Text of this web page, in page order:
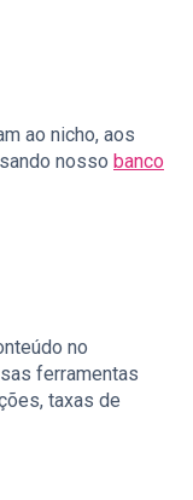
ao nicho, aos
nosso banco
no
ferramentas
taxas de